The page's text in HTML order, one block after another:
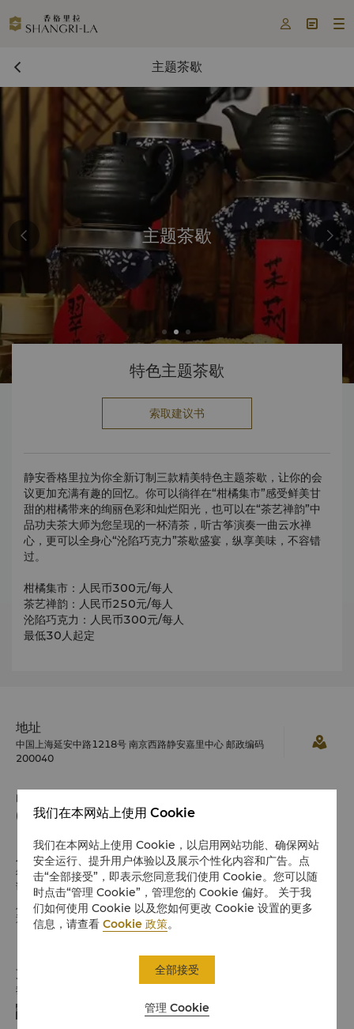
  
主题茶歇
主题茶歇
特色主题茶歇
索取建议书
静安香格里拉为你全新订制三款精美特色主题茶歇，让你的会
议更加充满有趣的回忆。你可以徜徉在“柑橘集市”感受鲜美甘
甜的柑橘带来的绚丽色彩和灿烂阳光，也可以在“茶艺禅韵”中
品功夫茶大师为您呈现的一杯清茶，听古筝演奏一曲云水禅
心，更可以全身心“沦陷巧克力”茶歇盛宴，纵享美味，不容错
过。
柑橘集市：人民币300元/每人
茶艺禅韵：人民币250元/每人
沦陷巧克力：人民币300元/每人
最低30人起定
地址
中国上海延安中路1218号 南京西路静安嘉里中心 邮政编码
200040
电话
(86 21) 2203 8888
入住 / 退房
希望您入住愉快
请留意入住/退房时间:
入住：下午2时
退房：中午12时
支付方式
我们接受指定平台的在线支付方式:
我们在本网站上使用 Cookie
我们在本网站上使用 Cookie，以启用网站功能、确保网站
安全运行、提升用户体验以及展示个性化内容和广告。点
击“全部接受”，即表示您同意我们使用 Cookie。您可以随
时点击“管理 Cookie”，管理您的 Cookie 偏好。 关于我
们如何使用 Cookie 以及您如何更改 Cookie 设置的更多
信息，请查看Cookie 政策。
管理 Cookie
全部接受